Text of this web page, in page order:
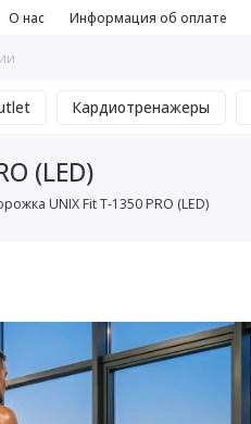
О нас Информация об оплате
Кардиотренажеры
(LED)
UNIX Fit T-1350 PRO (LED)